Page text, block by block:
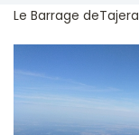
Le Barrage deTajera